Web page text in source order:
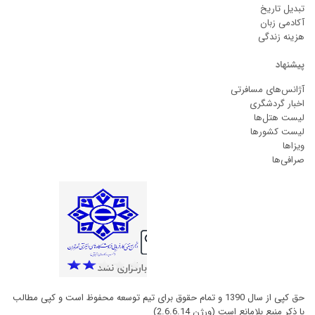
تبدیل تاریخ
آکادمی زبان
هزینه زندگی
پیشنهاد
آژانس‌های مسافرتی
اخبار گردشگری
لیست هتل‌ها
لیست کشورها
ویزاها
صرافی‌ها
حق کپی از سال 1390 و تمام حقوق برای تیم توسعه محفوظ است و کپی مطالب
با ذکر منبع بلامانع است (ورژن 2.6.6.14)